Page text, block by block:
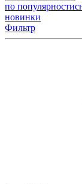
по популярности
новинки
Фильтр